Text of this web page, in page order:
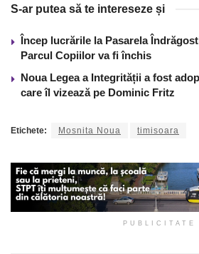
S-ar putea să te intereseze și
Încep lucrările la Pasarela
Parcul Copiilor va fi închis
Noua Legea a Integrității a fost
care îl vizează pe Dominic Fritz
Etichete: Mosnita Noua timisoara
PUBLICITATE